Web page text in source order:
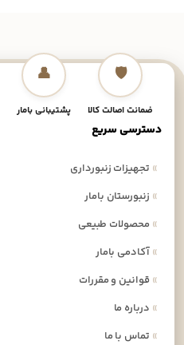
🛡️
ضمانت اصالت کالا
👤
پشتیبانی بامار
دسترسی سریع
»تجهیزات زنبورداری
»زنبورستان بامار
»محصولات طبیعی
»آکادمی بامار
»قوانین و مقررات
»درباره ما
»تماس با ما